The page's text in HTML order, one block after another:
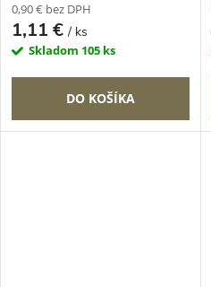
0,90 € bez DPH
1,11 €/ ks
Skladom 105 ks
DO KOŠÍKA